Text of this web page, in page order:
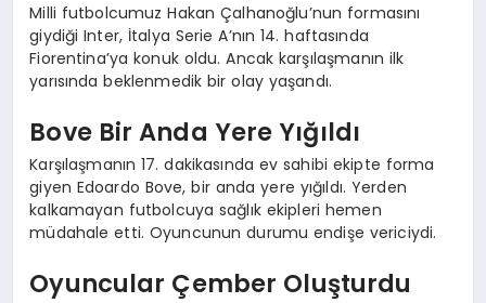
Milli futbolcumuz Hakan Çalhanoğlu’nun formasını
giydiği Inter, İtalya Serie A’nın 14. haftasında
Fiorentina’ya konuk oldu. Ancak karşılaşmanın ilk
yarısında beklenmedik bir olay yaşandı.
Bove Bir Anda Yere Yığıldı
Karşılaşmanın 17. dakikasında ev sahibi ekipte forma
giyen Edoardo Bove, bir anda yere yığıldı. Yerden
kalkamayan futbolcuya sağlık ekipleri hemen
müdahale etti. Oyuncunun durumu endişe vericiydi.
Oyuncular Çember Oluşturdu